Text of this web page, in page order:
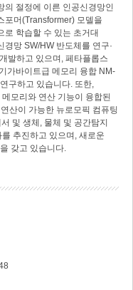
의 절정에 이른 인공신경망인
포머(Transformer) 모델을
로 학습할 수 있는 초거대
경망 SW/HW 반도체를 연구·
발하고 있으며, 페타플롭스
가바이트급 메모리 융합 NM-
구하고 있습니다. 또한,
모리와 연산 기능이 융합된
산이 가능한 뉴로모픽 컴퓨팅
및 생체, 물체 및 공간탐지
추진하고 있으며, 새로운
갖고 있습니다.